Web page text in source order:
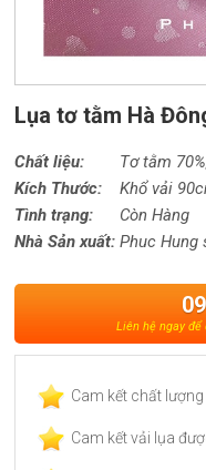
Lụa tơ tằm Hà
Chất liệu: Tơ tằm
Kích Thước: Khổ vải
Tình trạng: Còn Hàng
Nhà Sản xuất: Phuc Hung
Liên hệ ngay
Cam kết chất
Cam kết vải lụa